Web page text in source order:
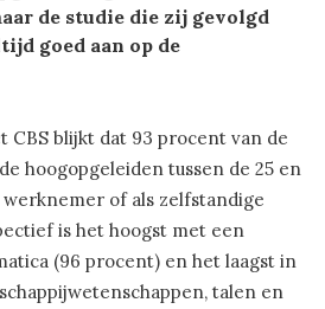
de studie die zij gevolgd
goed aan op de
CBS blijkt dat 93 procent van de
hoogopgeleiden tussen de 25 en
werknemer of als zelfstandige
is het hoogst met een
(96 procent) en het laagst in
talen en